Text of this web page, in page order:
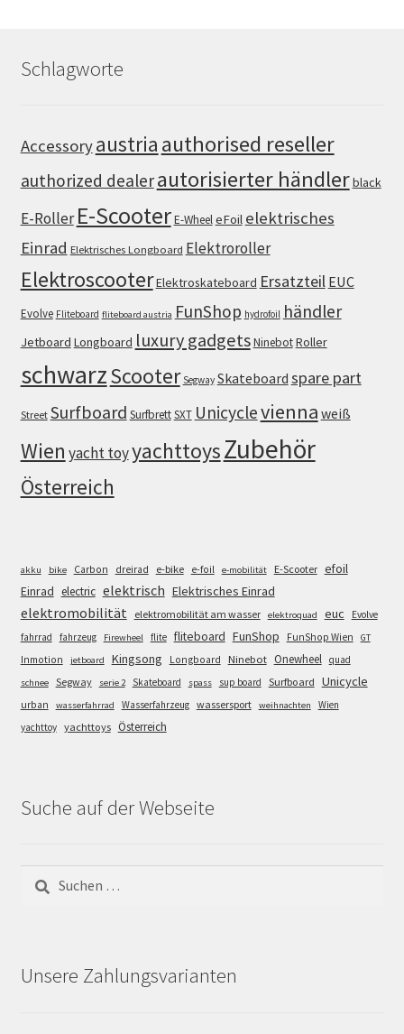
Schlagworte
Accessoryaustria authorised reseller
authorized dealerautorisierter händlerblack
E-Roller E-ScooterE-WheeleFoil elektrisches
Einrad Elektrisches Longboard Elektroroller
ElektroscooterElektroskateboard Ersatzteil EUC
Evolve Fliteboard fliteboard austria FunShop hydrofoil händler
Jetboard Longboard luxury gadgetsNinebotRoller
schwarzScooter Segway Skateboard spare part
Street Surfboard SurfbrettSXT Unicyclevienna weiß
Wien yacht toyyachttoysZubehör
Österreich
akku bike Carbon dreirad e-bike e-foil e-mobilität E-Scooter efoil
Einrad electric elektrisch Elektrisches Einrad
elektromobilität elektromobilität am wasser elektroquad euc
Evolve
fahrrad
fahrzeug Firewheel flite fliteboard FunShop FunShop Wien GT
Inmotion jetboard Kingsong Longboard Ninebot Onewheel quad
schnee Segway serie 2 Skateboard spass sup board Surfboard Unicycle
urban wasserfahrrad Wasserfahrzeug wassersport weihnachten
Wien
yachttoy yachttoys Österreich
Suche auf der Webseite
Suchen
nach:
Unsere Zahlungsvarianten